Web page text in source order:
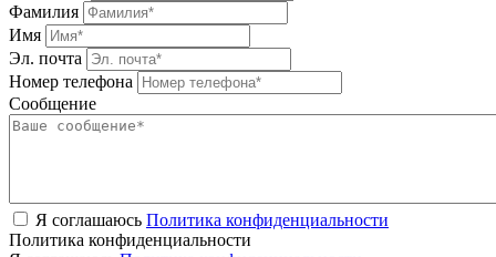
Фамилия
Имя
Эл. почта
Номер телефона
Сообщение
Я соглашаюсь Политика конфиденциальности
Политика конфиденциальности